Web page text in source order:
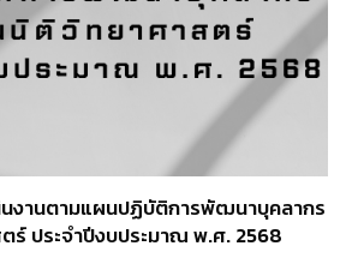
นงานตามแผนปฏิบัติการพัฒนาบุคลากร
ร์ ประจำปีงบประมาณ พ.ศ. 2568